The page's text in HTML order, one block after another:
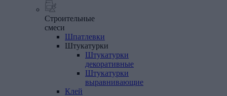
Строительные
смеси
Шпатлевки
Штукатурки
Штукатурки
декоративные
Штукатурки
выравнивающие
Клей